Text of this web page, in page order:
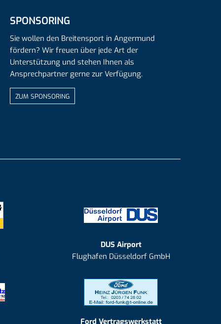
SPONSORING
Sie wollen den Breitensport in Angermund
fördern? Wir freuen über jede Art der
Unterstützung und stehen Ihnen als
Ansprechpartner gerne zur Verfügung.
ZUM SPONSORING
DUS Airport
Flughafen Düsseldorf GmbH
Ford Vertragswerkstatt